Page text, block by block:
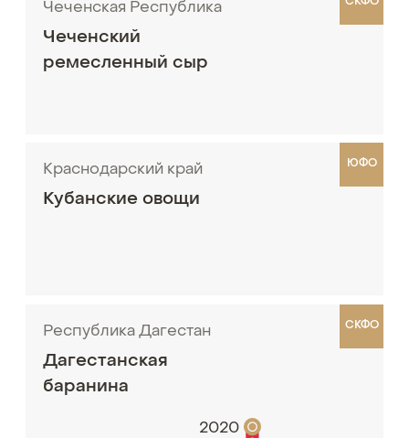
Чеченский
ремесленный сыр
Чеченская Республика
Кубанские овощи
Краснодарский край ЮФО
Дагестанская
баранина
Республика Дагестан СКФО
2020